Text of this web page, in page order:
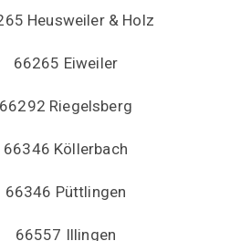
Heusweiler & Holz
66265 Eiweiler
66292 Riegelsberg
66346 Köllerbach
66346 Püttlingen
66557 Illingen